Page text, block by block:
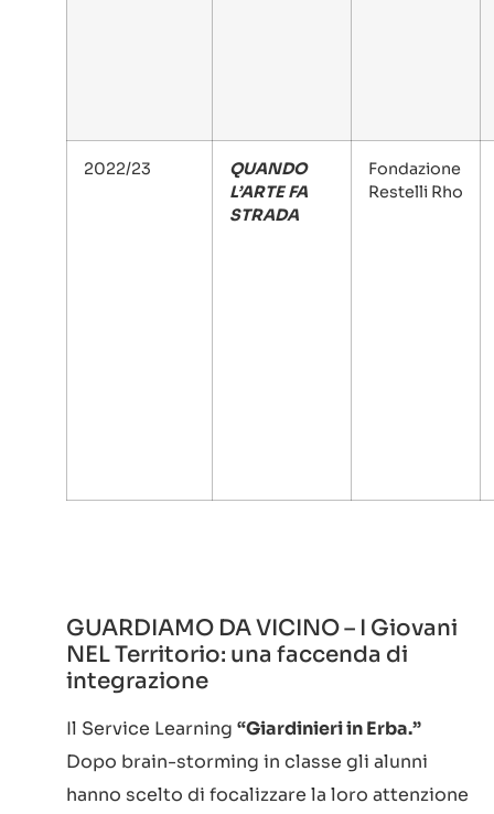
2022/23
QUANDO
L’ARTE FA
STRADA
Fondazione
Restelli Rho
GUARDIAMO DA VICINO – I Giovani
NEL Territorio: una faccenda di
integrazione
Il Service Learning “Giardinieri in Erba.”
Dopo brain-storming in classe gli alunni
hanno scelto di focalizzare la loro attenzione